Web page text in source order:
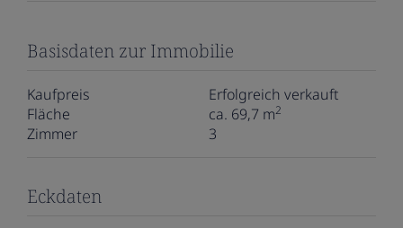
Basisdaten zur Immobilie
Kaufpreis
Erfolgreich verkauft
Fläche
ca. 69,7 m2
Zimmer 3
Eckdaten